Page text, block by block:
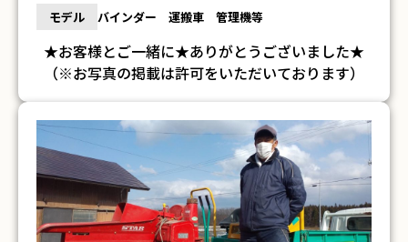
モデル バインダー 運搬車 管理機等
★お客様とご一緒に★ありがとうございました★
（※お写真の掲載は許可をいただいております）